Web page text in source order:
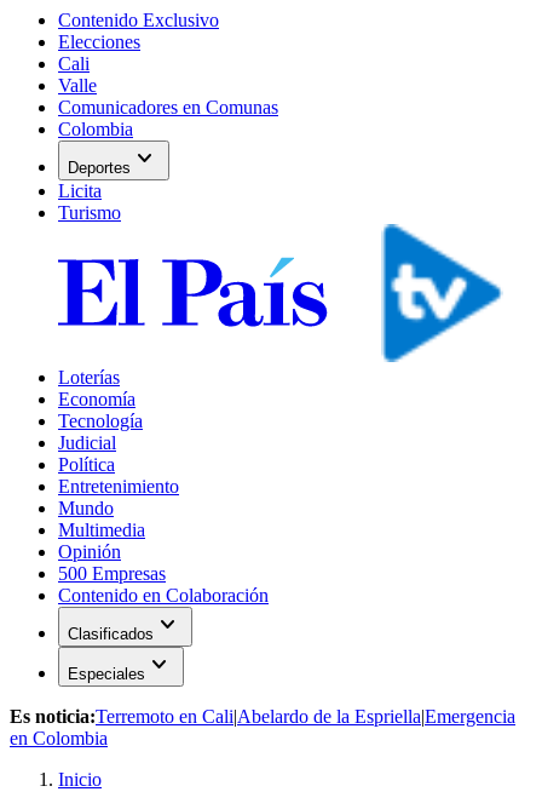
Contenido Exclusivo
Elecciones
Cali
Valle
Comunicadores en Comunas
Colombia
Deportes expand_more
Licita
Turismo
Loterías
Economía
Tecnología
Judicial
Política
Entretenimiento
Mundo
Multimedia
Opinión
500 Empresas
Contenido en Colaboración
Clasificados expand_more
Especiales expand_more
Es noticia:Terremoto en Cali|Abelardo de la Espriella|Emergencia
en Colombia
Inicio